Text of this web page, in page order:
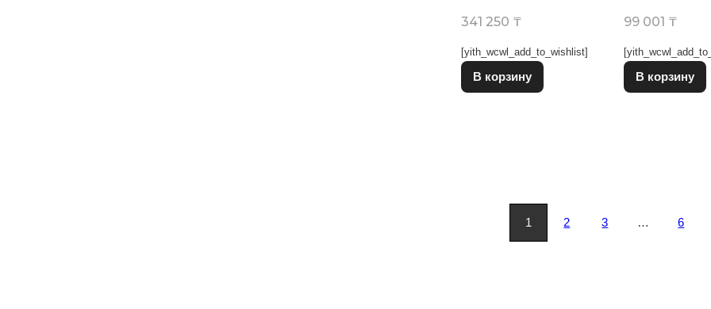
341 250 ₸
[yith_wcwl_add_to_wishlist]
В корзину Этот товар имеет несколько
99 001 ₸
В корзину
1 2 3 … 6